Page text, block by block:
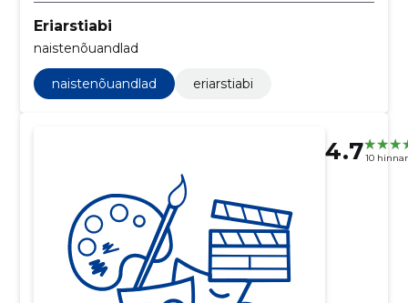
Eriarstiabi
naistenõuandlad
naistenõuandlad eriarstiabi
4.710